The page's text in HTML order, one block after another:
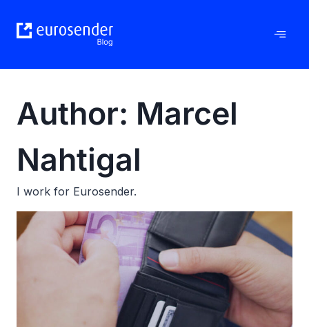
content
Author: Marcel
Nahtigal
I work for Eurosender.